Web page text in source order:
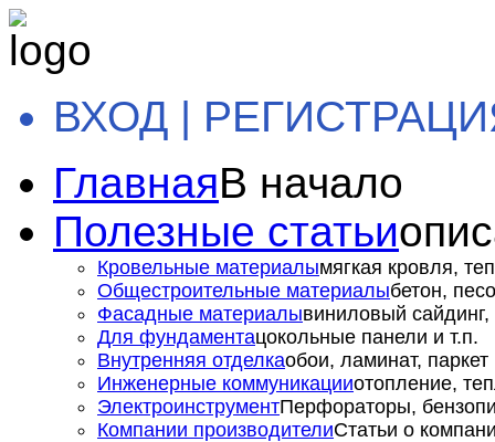
ВХОД |
ГлавнаяВ начало
Полезные статьи
Кровельные материалымягкая кровля,
Общестроительные материалыбетон,
Фасадные материалывиниловый сайдинг,
Для фундаментацокольные панели и т.п.
Внутренняя отделкаобои, ламинат, паркет
Инженерные коммуникацииотопление,
ЭлектроинструментПерфораторы,
Компании производителиСтатьи о